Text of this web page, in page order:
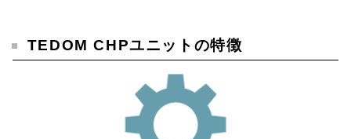
TEDOM CHPユニットの特徴